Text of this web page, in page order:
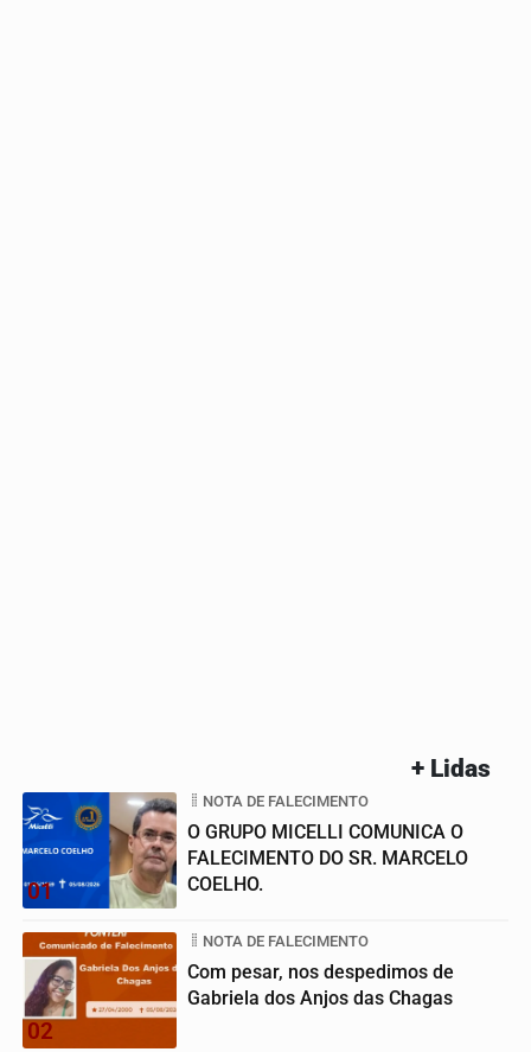
+ Lidas
01
NOTA DE FALECIMENTO
O GRUPO MICELLI COMUNICA O
FALECIMENTO DO SR. MARCELO
COELHO.
02
NOTA DE FALECIMENTO
Com pesar, nos despedimos de
Gabriela dos Anjos das Chagas